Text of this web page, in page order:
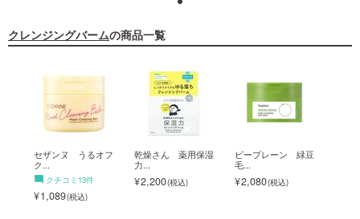
クレンジングバームの商品一覧
セザンヌ うるオフ
ク...
クチコミ13件
1,089
乾燥さん 薬用保湿
力...
2,200
ビープレーン 緑豆
毛...
2,080